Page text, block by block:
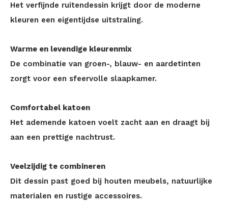
Het verfijnde ruitendessin krijgt door de moderne
kleuren een eigentijdse uitstraling.
Warme en levendige kleurenmix
De combinatie van groen-, blauw- en aardetinten
zorgt voor een sfeervolle slaapkamer.
Comfortabel katoen
Het ademende katoen voelt zacht aan en draagt bij
aan een prettige nachtrust.
Veelzijdig te combineren
Dit dessin past goed bij houten meubels, natuurlijke
materialen en rustige accessoires.